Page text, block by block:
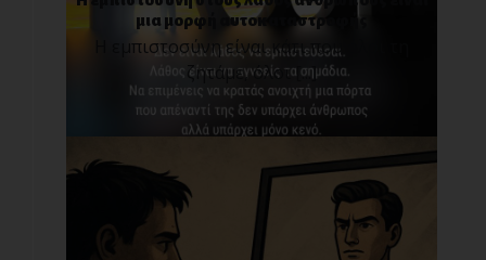
μια μορφή αυτοκαταστροφής
Η εμπιστοσύνη είναι κάτι που όλοι τη
ζητάμε, όλοι [...]